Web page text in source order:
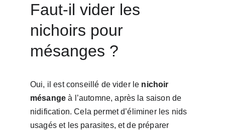
Faut-il vider les
nichoirs pour
mésanges ?
Oui, il est conseillé de vider le nichoir
mésange à l’automne, après la saison de
nidification. Cela permet d’éliminer les nids
usagés et les parasites, et de préparer